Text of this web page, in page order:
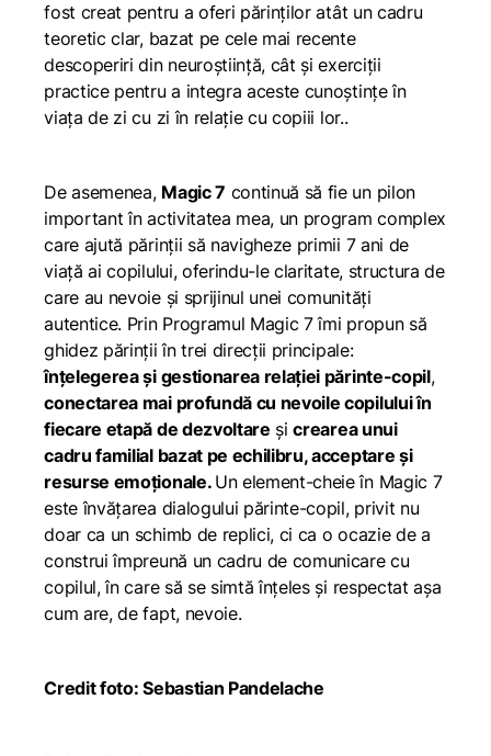
fost creat pentru a oferi părinților atât un cadru
teoretic clar, bazat pe cele mai recente
descoperiri din neuroștiință, cât și exerciții
practice pentru a integra aceste cunoștințe în
viața de zi cu zi în relație cu copiii lor..
De asemenea, Magic 7 continuă să fie un pilon
important în activitatea mea, un program complex
care ajută părinții să navigheze primii 7 ani de
viață ai copilului, oferindu-le claritate, structura de
care au nevoie și sprijinul unei comunități
autentice. Prin Programul Magic 7 îmi propun să
ghidez părinții în trei direcții principale:
înțelegerea și gestionarea relației părinte-copil,
conectarea mai profundă cu nevoile copilului în
fiecare etapă de dezvoltare șicrearea unui
cadru familial bazat pe echilibru, acceptare și
resurse emoționale. Un element-cheie în Magic 7
este învățarea dialogului părinte-copil, privit nu
doar ca un schimb de replici, ci ca o ocazie de a
construi împreună un cadru de comunicare cu
copilul, în care să se simtă înțeles și respectat așa
cum are, de fapt, nevoie.
Credit foto: Sebastian Pandelache